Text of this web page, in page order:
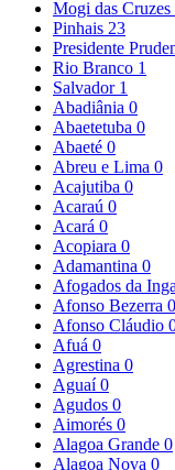
Mogi das Cruzes
Pinhais 23
Presidente
Rio Branco 1
Salvador 1
Abadiânia 0
Abaetetuba 0
Abaeté 0
Abreu e Lima 0
Acajutiba 0
Acaraú 0
Acará 0
Acopiara 0
Adamantina 0
Afogados da
Afonso Bezerra 0
Afonso Cláudio
Afuá 0
Agrestina 0
Aguaí0
Agudos 0
Aimorés 0
Alagoa Grande 0
Alagoa Nova 0